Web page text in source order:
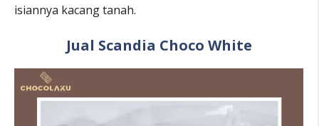
isiannya kacang tanah.
Jual Scandia Choco White